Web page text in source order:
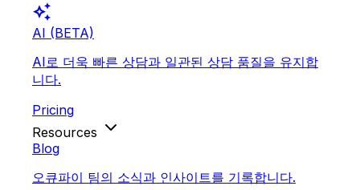
auto_awesome
AI (BETA)
AI로 더욱 빠른 상담과 일관된 상담 품질을 유지합
니다.
Pricing
Resources
Blog
오큐파이 팀의 소식과 인사이트를 기록합니다.